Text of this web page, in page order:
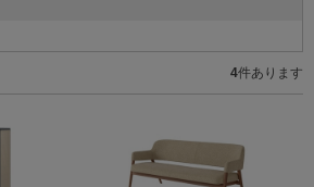
4件あります